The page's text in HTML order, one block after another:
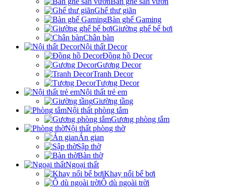
Ghế thư giãn
Bàn ghế Gaming
Giường ghế bể bơi
Chân bàn
Nội thất Decor
Đồng hồ Decor
Gương Decor
Tranh Decor
Tượng Decor
Nội thất trẻ em
Giường tầng
Nội thất phòng tắm
Gương phòng tắm
Nội thất phòng thờ
Án gian
Sập thờ
Bàn thờ
Ngoại thất
Khay nổi bể bơi
Ô dù ngoài trời